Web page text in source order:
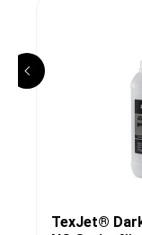
TexJet®